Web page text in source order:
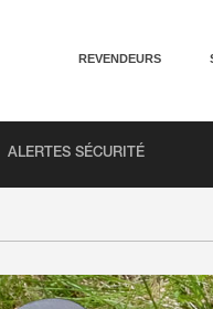
REVENDEURS
ALERTES SÉCURITÉ